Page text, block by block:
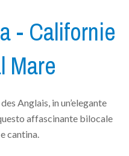
- Californie
Mare
Anglais, in un’elegante
affascinante bilocale
cantina.